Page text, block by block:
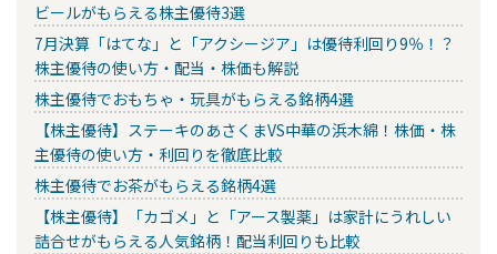
ビールがもらえる株主優待3選
7月決算「はてな」と「アクシージア」は優待利回り9％！？
株主優待の使い方・配当・株価も解説
株主優待でおもちゃ・玩具がもらえる銘柄4選
【株主優待】ステーキのあさくまVS中華の浜木綿！株価・株
主優待の使い方・利回りを徹底比較
株主優待でお茶がもらえる銘柄4選
【株主優待】「カゴメ」と「アース製薬」は家計にうれしい
詰合せがもらえる人気銘柄！配当利回りも比較